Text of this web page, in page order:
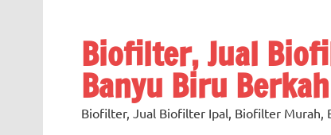
Biofilter, Jual
Banyu Biru
Biofilter, Jual Biofilter Ipal, Biofilter Murah,